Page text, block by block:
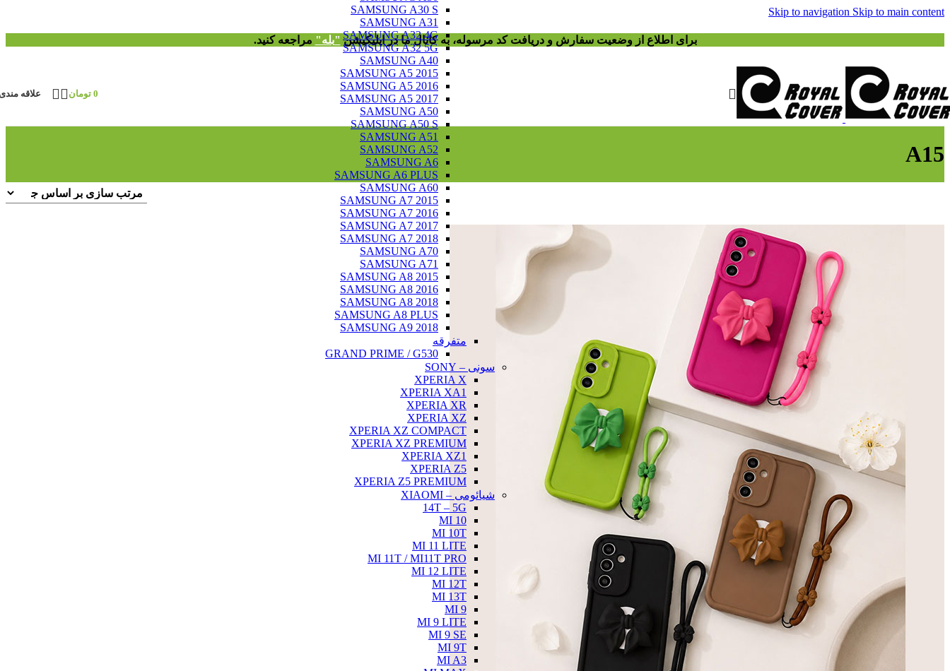
Skip to navigation Skip to main content
برای اطلاع از وضعیت سفارش و دریافتکد مرسوله، به کانال ما در اپلیکیشن "بله" مراجعه کنید.
SAMSUNG A30 S
SAMSUNG A31
SAMSUNG A32 4G
SAMSUNG A32 5G
SAMSUNG A40
SAMSUNG A5 2015
SAMSUNG A5 2016
SAMSUNG A5 2017
SAMSUNG A50
SAMSUNG A50 S
SAMSUNG A51
SAMSUNG A52
SAMSUNG A6
SAMSUNG A6 PLUS
SAMSUNG A60
SAMSUNG A7 2015
SAMSUNG A7 2016
SAMSUNG A7 2017
SAMSUNG A7 2018
SAMSUNG A70
SAMSUNG A71
SAMSUNG A8 2015
SAMSUNG A8 2016
SAMSUNG A8 2018
SAMSUNG A8 PLUS
SAMSUNG A9 2018
متفرقه
GRAND PRIME / G530
سونی – SONY
XPERIA X
XPERIA XA1
XPERIA XR
XPERIA XZ
XPERIA XZ COMPACT
XPERIA XZ PREMIUM
XPERIA XZ1
XPERIA Z5
XPERIA Z5 PREMIUM
شیائومی – XIAOMI
14T – 5G
MI 10
MI 10T
MI 11 LITE
MI 11T / MI11T PRO
MI 12 LITE
MI 12T
MI 13T
MI 9
MI 9 LITE
MI 9 SE
MI 9T
MI A3
0 تومان علاقه
A15